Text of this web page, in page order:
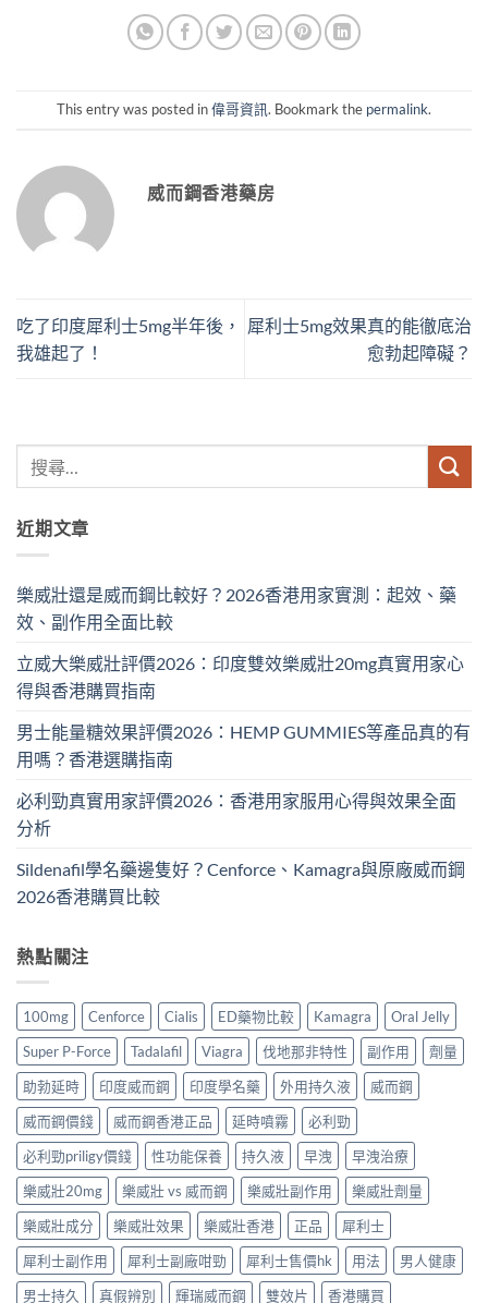
This entry was posted in偉哥資訊. Bookmark the permalink.
威而鋼香港藥房
吃了印度犀利士5mg半年後，
我雄起了！
犀利士5mg效果真的能徹底治
愈勃起障礙？
近期文章
樂威壯還是威而鋼比較好？2026香港用家實測：起效、藥
效、副作用全面比較
立威大樂威壯評價2026：印度雙效樂威壯20mg真實用家心
得與香港購買指南
男士能量糖效果評價2026：HEMP GUMMIES等產品真的有
用嗎？香港選購指南
必利勁真實用家評價2026：香港用家服用心得與效果全面
分析
Sildenafil學名藥邊隻好？Cenforce、Kamagra與原廠威而鋼
2026香港購買比較
熱點關注
100mg Cenforce Cialis ED藥物比較 Kamagra
Oral Jelly
Super P-Force
Tadalafil Viagra 伐地那非特性 副作用
劑量
助勃延時
印度威而鋼 印度學名藥 外用持久液
威而鋼
威而鋼價錢
威而鋼香港正品 延時噴霧
必利勁
必利勁priligy價錢
性功能保養 持久液 早洩
早洩治療
樂威壯20mg
樂威壯 vs 威而鋼 樂威壯副作用
樂威壯劑量
樂威壯成分
樂威壯效果 樂威壯香港 正品
犀利士
犀利士副作用
犀利士副廠咁勁 犀利士售價hk 用法
男人健康
男士持久
真假辨別 輝瑞威而鋼 雙效片 香港購買